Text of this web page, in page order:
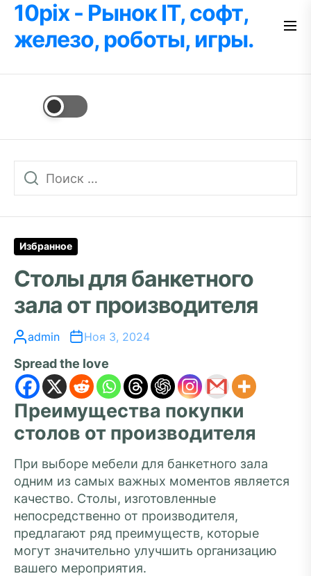
Перейти
содержимому
10pix - Рынок IT, софт,
железо, роботы, игры.
Избранное
Столы для банкетного
зала от производителя
admin Ноя 3, 2024
Spread the love
Преимущества покупки
столов от производителя
При выборе мебели для банкетного зала
одним из самых важных моментов является
качество. Столы, изготовленные
непосредственно от производителя,
предлагают ряд преимуществ, которые
могут значительно улучшить организацию
вашего мероприятия.